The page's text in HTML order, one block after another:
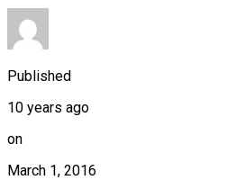
Published
10 years ago
on
March 1, 2016